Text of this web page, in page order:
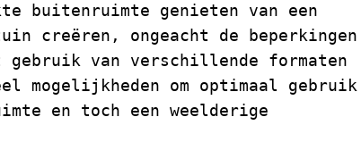
buitenruimte genieten van een
creëren, ongeacht de beperkingen
gebruik van verschillende formaten
mogelijkheden om optimaal gebruik
en toch een weelderige